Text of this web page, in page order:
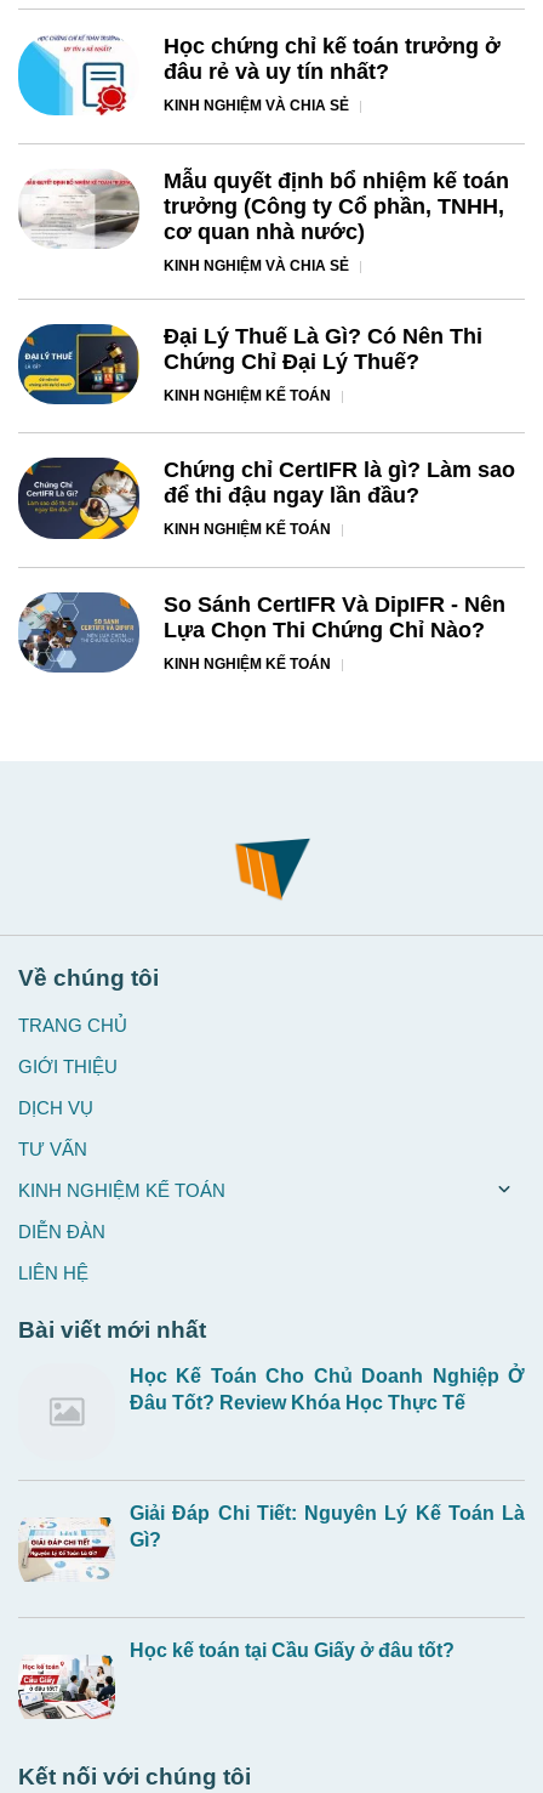
Học chứng chỉ kế toán trưởng ở
đâu rẻ và uy tín nhất?
KINH NGHIỆM VÀ CHIA SẺ
Mẫu quyết định bổ nhiệm kế toán
trưởng (Công ty Cổ phần, TNHH,
cơ quan nhà nước)
KINH NGHIỆM VÀ CHIA SẺ
Đại Lý Thuế Là Gì? Có Nên Thi
Chứng Chỉ Đại Lý Thuế?
KINH NGHIỆM KẾ TOÁN
Chứng chỉ CertIFR là gì? Làm sao
để thi đậu ngay lần đầu?
KINH NGHIỆM KẾ TOÁN
So Sánh CertIFR Và DipIFR - Nên
Lựa Chọn Thi Chứng Chỉ Nào?
KINH NGHIỆM KẾ TOÁN
Về chúng tôi
TRANG CHỦ
GIỚI THIỆU
DỊCH VỤ
TƯ VẤN
KINH NGHIỆM KẾ TOÁN
DIỄN ĐÀN
LIÊN HỆ
Bài viết mới nhất
Học Kế Toán Cho Chủ Doanh Nghiệp Ở
Đâu Tốt? Review Khóa Học Thực Tế
Giải Đáp Chi Tiết: Nguyên Lý Kế Toán Là
Gì?
Học kế toán tại Cầu Giấy ở đâu tốt?
Kết nối với chúng tôi